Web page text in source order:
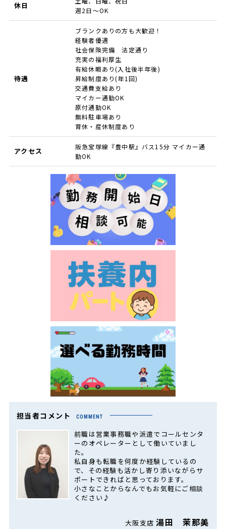
休日
週2日～OK
待遇
ブランクありの方も大歓迎！
経験者優遇
社会保険完備 法定通り
充実の福利厚生
有給休暇あり(入社後半年後)
昇給制度あり(年1回)
交通費支給あり
マイカー通勤OK
原付通勤OK
無料駐車場あり
育休・産休制度あり
アクセス
阪急宝塚線『豊中駅』バス15分 マイカー通
勤OK
担当者コメント COMMENT
前職は営業事務職や派遣でコールセンタ
ーのオペレーターとして働いていまし
た。
私自身も転職を何度か経験しているの
で、その経験も活かし寄り添いながらサ
ポートできればと思っております。
小さなことからなんでもお気軽にご相談
ください♪
大阪支店湯田 茉那美